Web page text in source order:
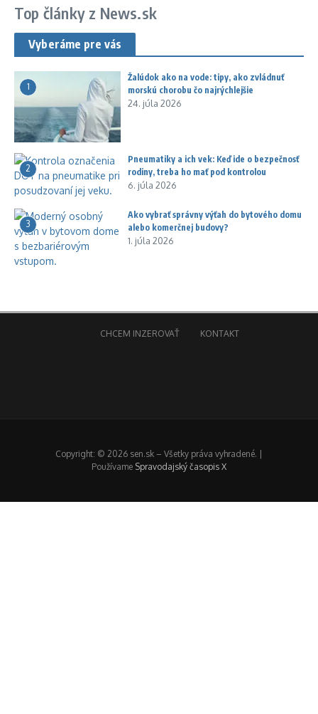
Top články z News.sk
Vyberáme pre vás
1
Žalúdok ako na vode: tipy, ako zvládnuť
morskú chorobu čo najrýchlejšie
24. júla 2026
2
Pneumatiky a ich vek: Keď ide o bezpečnosť
rodiny, treba ho mať pod kontrolou
6. júla 2026
3
Ako vybrať správny výťah do bytového domu
alebo komerčnej budovy?
1. júla 2026
CHCEM INZEROVAŤ KONTAKT
Copyright: © 2026 sen.sk – Všetky práva vyhradené. |
Používame Spravodajský časopis X